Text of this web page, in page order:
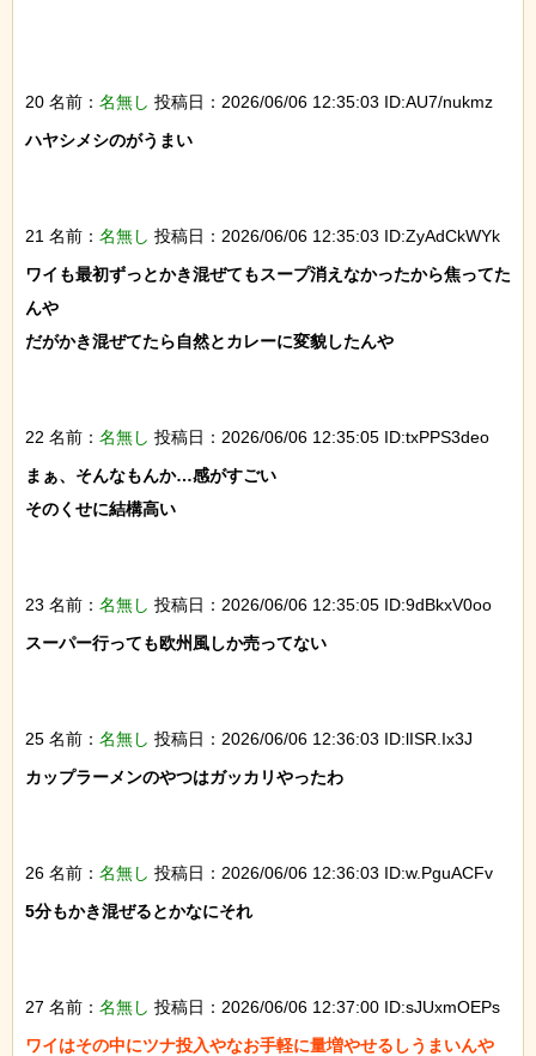
20 名前： 名無し 投稿日：2026/06/06 12:35:03 ID:AU7/nukmz
ハヤシメシのがうまい
21 名前： 名無し 投稿日：2026/06/06 12:35:03 ID:ZyAdCkWYk
ワイも最初ずっとかき混ぜてもスープ消えなかったから焦ってた
んや
だがかき混ぜてたら自然とカレーに変貌したんや
22 名前： 名無し 投稿日：2026/06/06 12:35:05 ID:txPPS3deo
まぁ、そんなもんか…感がすごい
そのくせに結構高い
23 名前： 名無し 投稿日：2026/06/06 12:35:05 ID:9dBkxV0oo
スーパー行っても欧州風しか売ってない
25 名前： 名無し 投稿日：2026/06/06 12:36:03 ID:lISR.Ix3J
カップラーメンのやつはガッカリやったわ
26 名前： 名無し 投稿日：2026/06/06 12:36:03 ID:w.PguACFv
5分もかき混ぜるとかなにそれ
27 名前： 名無し 投稿日：2026/06/06 12:37:00 ID:sJUxmOEPs
ワイはその中にツナ投入やなお手軽に量増やせるしうまいんや